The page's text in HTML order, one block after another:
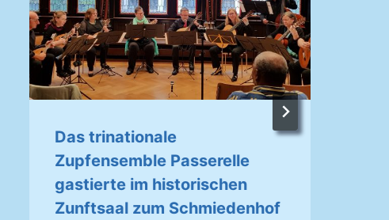
Das trinationale
Zupfensemble Passerelle
gastierte im historischen
Zunftsaal zum Schmiedenhof